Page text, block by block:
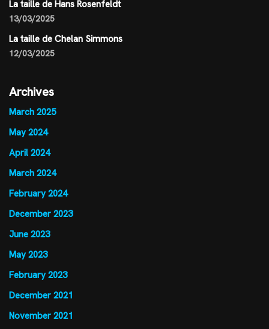
La taille de Hans Rosenfeldt
13/03/2025
La taille de Chelan Simmons
12/03/2025
Archives
March 2025
May 2024
April 2024
March 2024
February 2024
December 2023
June 2023
May 2023
February 2023
December 2021
November 2021